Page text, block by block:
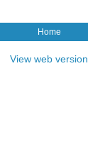
Home
View web version